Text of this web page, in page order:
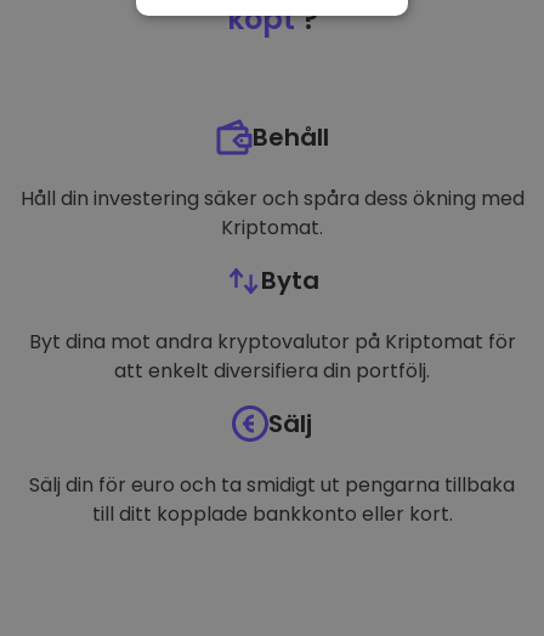
köpt?
Behåll
Håll din investering säker och spåra dess ökning med
Kriptomat.
Byta
Byt dina mot andra kryptovalutor på Kriptomat för
att enkelt diversifiera din portfölj.
Sälj
Sälj din för euro och ta smidigt ut pengarna tillbaka
till ditt kopplade bankkonto eller kort.
PRESTANDA
FUNKTIONER